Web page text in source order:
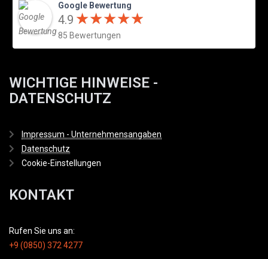
Google Bewertung
4.9 ★★★★★
★★★★★
85 Bewertungen
WICHTIGE HINWEISE -
DATENSCHUTZ
Impressum - Unternehmensangaben
Datenschutz
Cookie-Einstellungen
KONTAKT
Rufen Sie uns an:
+9 (0850) 372 4277